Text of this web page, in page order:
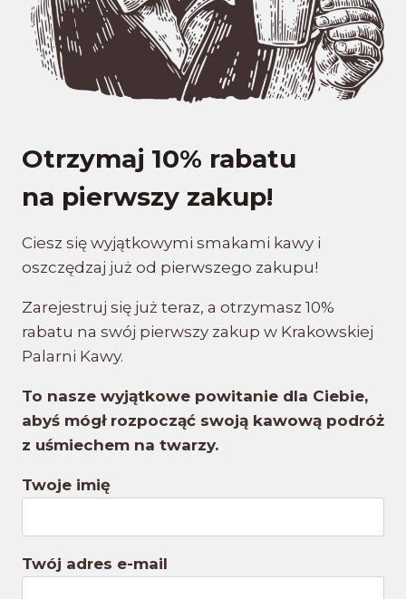
Otrzymaj 10% rabatu
na pierwszy zakup!
Ciesz się wyjątkowymi smakami kawy i
oszczędzaj już od pierwszego zakupu!
Zarejestruj się już teraz, a otrzymasz 10%
rabatu na swój pierwszy zakup w Krakowskiej
Palarni Kawy.
To nasze wyjątkowe powitanie dla Ciebie,
abyś mógł rozpocząć swoją kawową podróż
z uśmiechem na twarzy.
Twoje imię
Twój adres e-mail